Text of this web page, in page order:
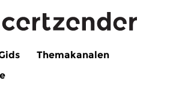
Themakanalen